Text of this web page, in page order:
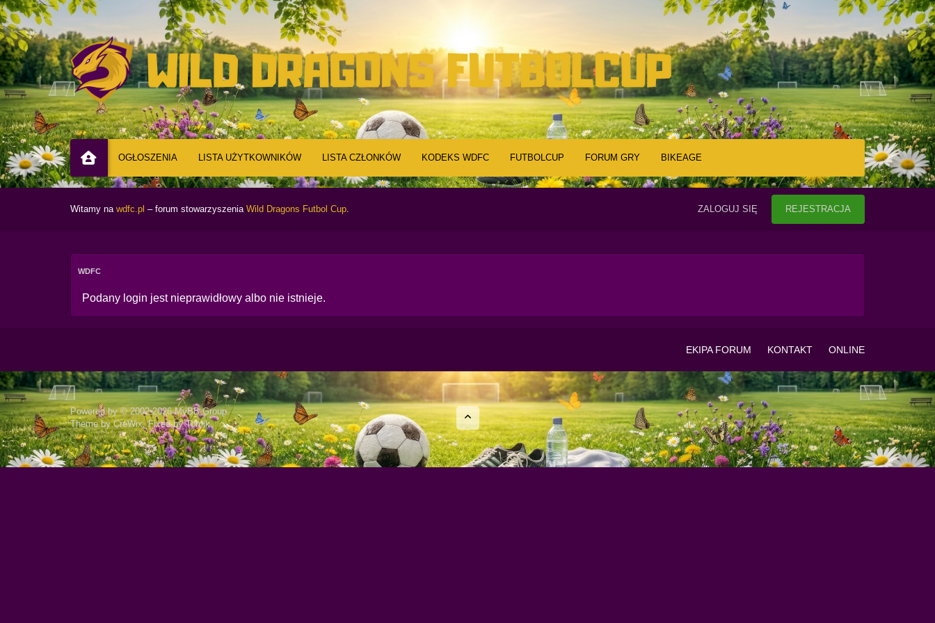
OGŁOSZENIA LISTA UŻYTKOWNIKÓW LISTA CZŁONKÓW KODEKS WDFC FUTBOLCUP FORUM GRY BIKEAGE
ZALOGUJ SIĘ REJESTRACJA
Witamy na wdfc.pl – forum stowarzyszenia Wild Dragons Futbol Cup.
WDFC
Podany login jest nieprawidłowy albo nie istnieje.
EKIPA FORUM KONTAKT ONLINE
Powered by © 2002-2026MyBB Group.
Theme byCreWix. Fixed byTomik.